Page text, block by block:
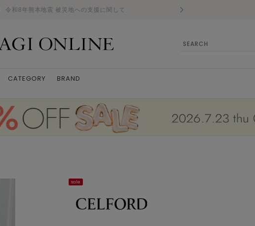
令和8年熊本地震 被災地への支援に関して
CATEGORY BRAND
sale